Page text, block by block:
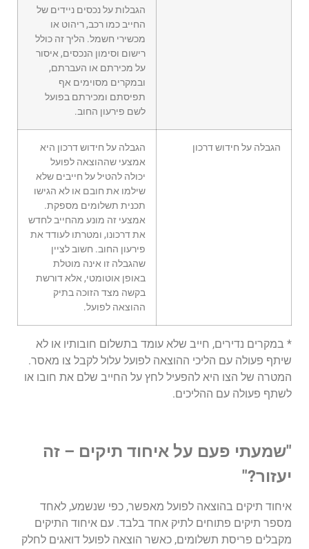
הגבלות על נכסים ניידים של
החייב כמו רכב, ריהוט או
מכשירי חשמל. הליך זה כולל
רישום וסימון הנכסים, איסור
על מכירתם או העברתם,
ובמקרים מסוימים אף
תפיסתם ומכירתם בפועל
לשם פירעון החוב.
הגבלה על חידוש דרכון
הגבלה על חידוש דרכון היא
אמצעי שההוצאה לפועל
יכולה להטיל על חייבים שלא
שילמו את חובם או לא הגישו
תכנית תשלומים מספקת.
אמצעי זה מונע מהחייב לחדש
את דרכונו, ומטרתו לעודד את
פירעון החוב. חשוב לציין
שהגבלה זו אינה מוטלת
באופן אוטומטי, אלא דורשת
בקשה מצד הזוכה בתיק
ההוצאה לפועל.
* במקרים נדירים, חייב שלא עומד בתשלום חובותיו או לא
שיתף פעולה עם הליכי ההוצאה לפועל עלול לקבל צו מאסר.
המטרה של הצו היא להפעיל לחץ על החייב שלם את חובו או
לשתף פעולה עם ההליכים.
"שמעתי פעם על איחוד תיקים – זה
יעזור?"
איחוד תיקים בהוצאה לפועל מאפשר, כפי שנשמע, לאחד
מספר תיקים פתוחים לתיק אחד בלבד. עם איחוד התיקים
מקבלים פריסת תשלומים, כאשר הוצאה לפועל דואגים לחלק